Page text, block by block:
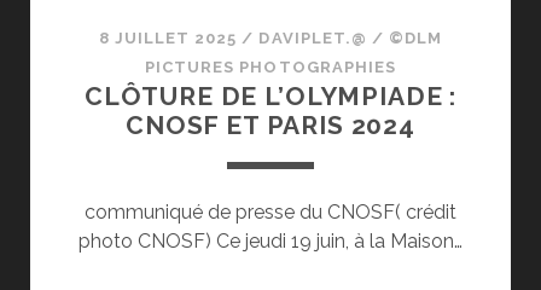
8 JUILLET 2025 / DAVIPLET.@ / ©DLM
PICTURES PHOTOGRAPHIES
CLÔTURE DE L’OLYMPIADE :
CNOSF ET PARIS 2024
communiqué de presse du CNOSF( crédit
photo CNOSF) Ce jeudi 19 juin, à la Maison…